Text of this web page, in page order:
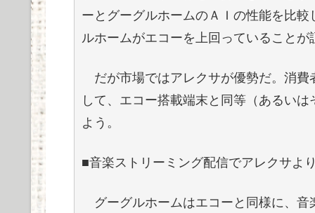
ーとグーグルホームのＡＩの性能を比
ルホームがエコーを上回っていることが
だが市場ではアレクサが優勢だ。消費
して、エコー搭載端末と同等（あるい
よう。
■音楽ストリーミング配信でアレクサよ
グーグルホームはエコーと同様に、音